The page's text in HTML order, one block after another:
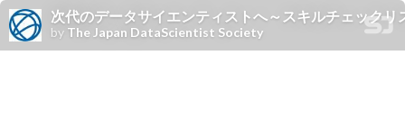
次代のデータサイエンティストへ～スキルチェックリ
by The Japan DataScientist Society